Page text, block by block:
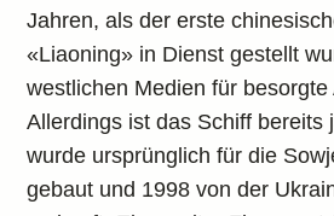
Jahren, als der erste
«Liaoning» in Dienst gestellt
westlichen Medien für
Allerdings ist das Schiff bereits
wurde ursprünglich für die
gebaut und 1998 von der